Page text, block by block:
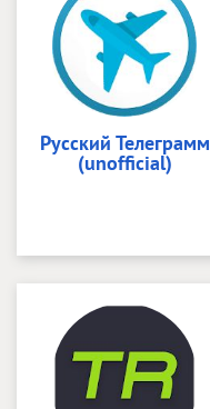
Русский Телеграмм
(unofficial)